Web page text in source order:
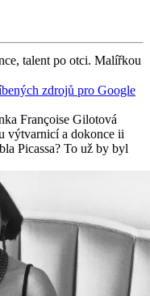
talent po otci. Malířkou
zdrojů pro Google
Françoise Gilotová
výtvarnicí a dokonce ii
Picassa? To už by byl